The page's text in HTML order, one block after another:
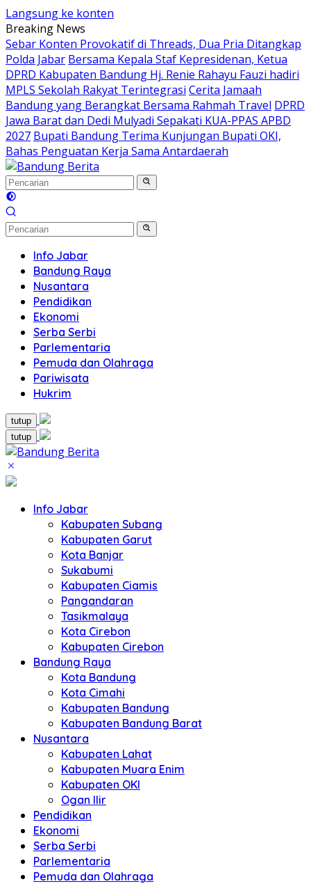
Langsung ke konten
Breaking News
Sebar Konten Provokatif di Threads, Dua Pria Ditangkap
Polda Jabar Bersama Kepala Staf Kepresidenan, Ketua
DPRD Kabupaten Bandung Hj. Renie Rahayu Fauzi hadiri
MPLS Sekolah Rakyat Terintegrasi Cerita Jamaah
Bandung yang Berangkat Bersama Rahmah Travel DPRD
Jawa Barat dan Dedi Mulyadi Sepakati KUA-PPAS APBD
2027 Bupati Bandung Terima Kunjungan Bupati OKI,
Bahas Penguatan Kerja Sama Antardaerah
Info Jabar
Bandung Raya
Nusantara
Pendidikan
Ekonomi
Serba Serbi
Parlementaria
Pemuda dan Olahraga
Pariwisata
Hukrim
tutup
tutup
Info Jabar
Kabupaten Subang
Kabupaten Garut
Kota Banjar
Sukabumi
Kabupaten Ciamis
Pangandaran
Tasikmalaya
Kota Cirebon
Kabupaten Cirebon
Bandung Raya
Kota Bandung
Kota Cimahi
Kabupaten Bandung
Kabupaten Bandung Barat
Nusantara
Kabupaten Lahat
Kabupaten Muara Enim
Kabupaten OKI
Ogan Ilir
Pendidikan
Ekonomi
Serba Serbi
Parlementaria
Pemuda dan Olahraga